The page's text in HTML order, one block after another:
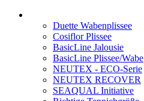
Duette Wabenplissee
Cosiflor Plissee
BasicLine Jalousie
BasicLine Plissee/Wabe
NEUTEX - ECO-Serie
NEUTEX RECOVER
SEAQUAL Initiative